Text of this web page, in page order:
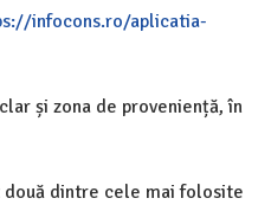
infocons.ro/aplicatia-
și zona de proveniență, în
două dintre cele mai folosite